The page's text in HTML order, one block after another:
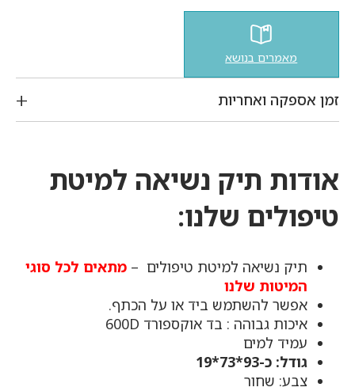
מאמרים בנושא
זמן אספקה ואחריות
אודות תיק נשיאה למיטת
טיפולים שלנו:
תיק נשיאה למיטת טיפולים – מתאים לכל סוגי
המיטות שלנו
אפשר להשתמש ביד או על הכתף.
איכות גבוהה : בד אוקספורד 600D
עמיד למים
גודל: כ-93*73*19
צבע: שחור